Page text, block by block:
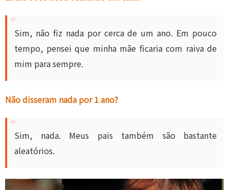
Sim, não fiz nada por cerca de um ano. Em pouco
tempo, pensei que minha mãe ficaria com raiva de
mim para sempre.
Não disseram nada por 1 ano?
Sim, nada. Meus pais também são bastante
aleatórios.